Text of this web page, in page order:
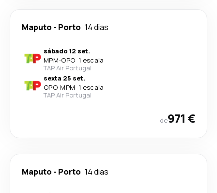
Maputo - Porto 14 dias
sábado 12 set.
MPM-OPO· 1 escala
TAP Air Portugal
sexta 25 set.
OPO-MPM· 1 escala
TAP Air Portugal
de971 €
Maputo - Porto 14 dias